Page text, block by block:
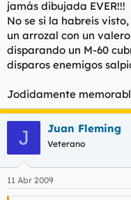
jamás dibujada EVER!!!
No se si la habreis
un arrozal con un
disparando un M-60
disparos enemigos
Jodidamente
J Juan Fleming
Veterano
11 Abr 2009